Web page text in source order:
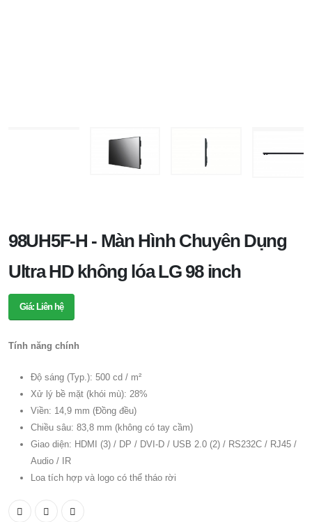
98UH5F-H - Màn Hình Chuyên Dụng
Ultra HD không lóa LG 98 inch
Giá: Liên hệ
Tính năng chính
Độ sáng (Typ.): 500 cd / m²
Xử lý bề mặt (khói mù): 28%
Viền: 14,9 mm (Đồng đều)
Chiều sâu: 83,8 mm (không có tay cầm)
Giao diện: HDMI (3) / DP / DVI-D / USB 2.0 (2) / RS232C / RJ45 /
Audio / IR
Loa tích hợp và logo có thể tháo rời